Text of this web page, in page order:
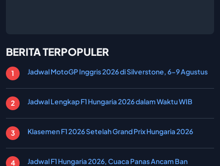
BERITA TERPOPULER
Jadwal MotoGP Inggris 2026 di Silverstone, 6-9 Agustus
Jadwal Lengkap F1 Hungaria 2026 dalam Waktu WIB
Klasemen F1 2026 Setelah Grand Prix Hungaria 2026
Jadwal F1 Hungaria 2026, Cuaca Panas Ancam Ban